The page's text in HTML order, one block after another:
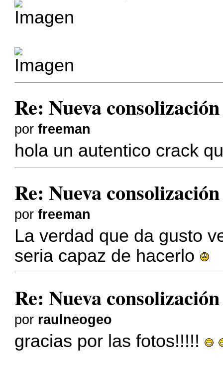
Re: Nueva
porfreeman
hola un autentico crack
Re: Nueva
porfreeman
La verdad que da gusto
seria capaz de hacerlo
Re: Nueva
por raulneogeo
gracias por las fotos!!!!!